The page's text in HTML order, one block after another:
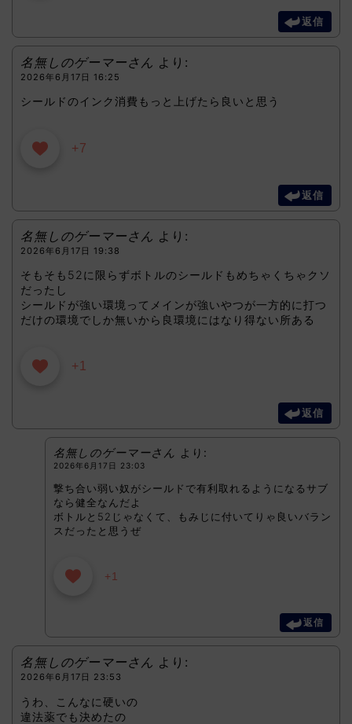
返信
名無しのゲーマーさん より:
2026年6月17日 16:25
シールドのインク消費もっと上げたら良いと思う
+7
返信
名無しのゲーマーさん より:
2026年6月17日 19:38
そもそも52に限らずボトルのシールドもめちゃくちゃクソ
だったし
シールドが強い環境ってメインが強いやつが一方的に打つ
だけの環境でしか無いから良環境にはなり得ない所ある
+1
返信
名無しのゲーマーさん より:
2026年6月17日 23:03
撃ち合い弱い奴がシールドで有利取れるようになるサブ
なら健全なんだよ
ボトルと52じゃなくて、もみじに付いてりゃ良いバラン
スだったと思うぜ
+1
返信
名無しのゲーマーさん より:
2026年6月17日 23:53
うわ、こんなに硬いの
違法薬でも決めたの